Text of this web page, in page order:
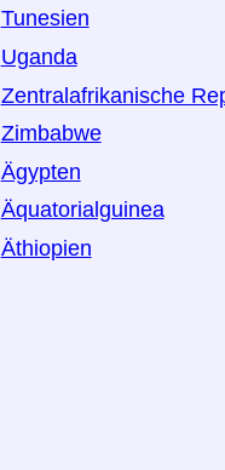
Tunesien
Uganda
Zentralafrikanische
Zimbabwe
Ägypten
Äquatorialguinea
Äthiopien